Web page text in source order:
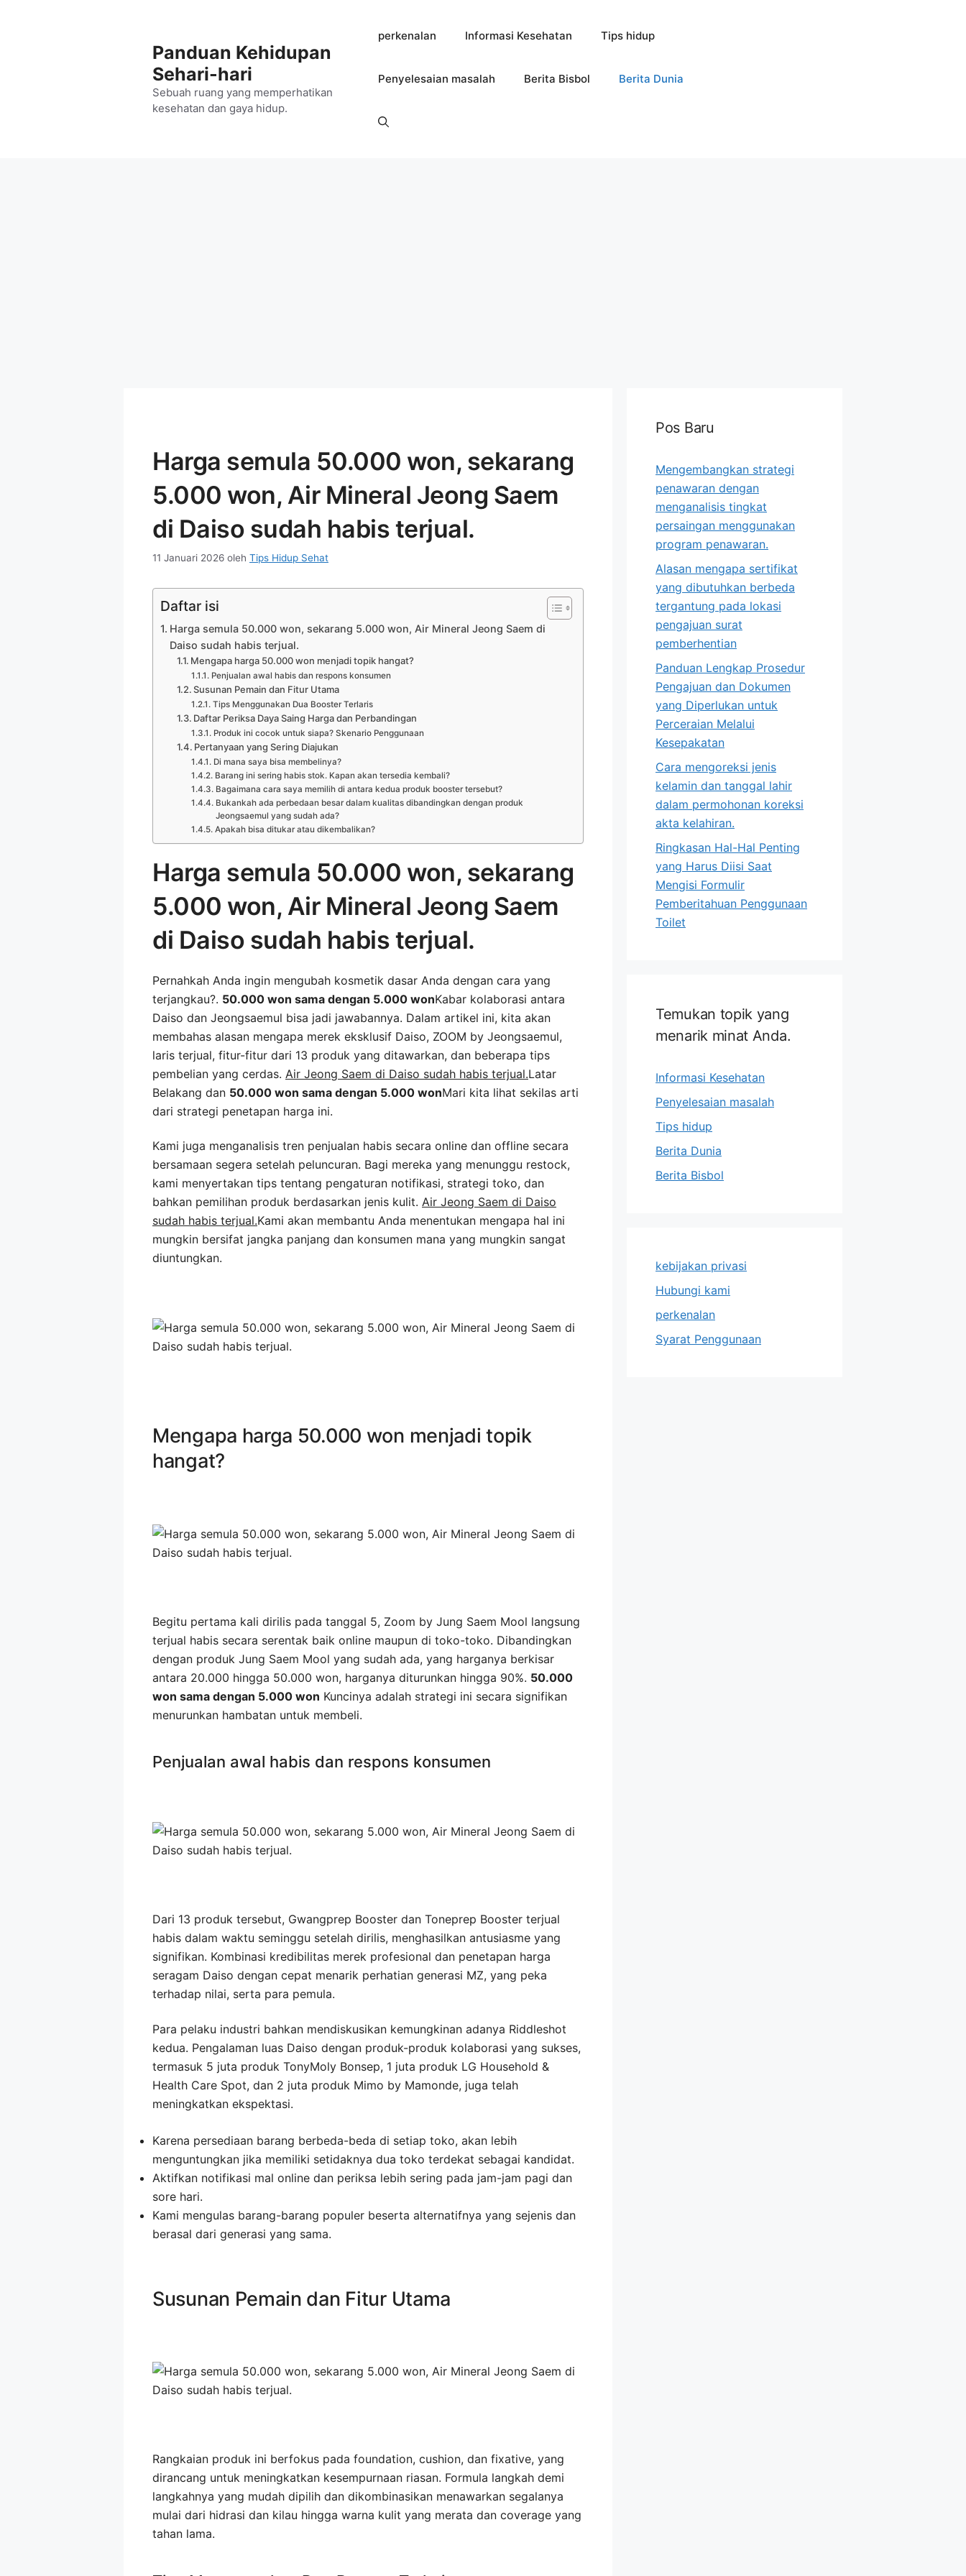
Panduan Kehidupan
Sehari-hari
Sebuah ruang yang memperhatikan
kesehatan dan gaya hidup.
perkenalan Informasi Kesehatan Tips hidup
Penyelesaian masalah Berita Bisbol Berita Dunia
Harga semula 50.000 won, sekarang
5.000 won, Air Mineral Jeong Saem
di Daiso sudah habis terjual.
11 Januari 2026 oleh Tips Hidup Sehat
Daftar isi
Harga semula 50.000 won, sekarang 5.000 won, Air Mineral Jeong Saem di
Daiso sudah habis terjual.
Mengapa harga 50.000 won menjadi topik hangat?
Penjualan awal habis dan respons konsumen
Susunan Pemain dan Fitur Utama
Tips Menggunakan Dua Booster Terlaris
Daftar Periksa Daya Saing Harga dan Perbandingan
Produk ini cocok untuk siapa? Skenario Penggunaan
Pertanyaan yang Sering Diajukan
Di mana saya bisa membelinya?
Barang ini sering habis stok. Kapan akan tersedia kembali?
Bagaimana cara saya memilih di antara kedua produk booster tersebut?
Bukankah ada perbedaan besar dalam kualitas dibandingkan dengan produk
Jeongsaemul yang sudah ada?
Apakah bisa ditukar atau dikembalikan?
Harga semula 50.000 won, sekarang
5.000 won, Air Mineral Jeong Saem
di Daiso sudah habis terjual.
Pernahkah Anda ingin mengubah kosmetik dasar Anda dengan cara yang
terjangkau?. 50.000 won sama dengan 5.000 wonKabar kolaborasi antara
Daiso dan Jeongsaemul bisa jadi jawabannya. Dalam artikel ini, kita akan
membahas alasan mengapa merek eksklusif Daiso, ZOOM by Jeongsaemul,
laris terjual, fitur-fitur dari 13 produk yang ditawarkan, dan beberapa tips
pembelian yang cerdas. Air Jeong Saem di Daiso sudah habis terjual.Latar
Belakang dan 50.000 won sama dengan 5.000 wonMari kita lihat sekilas arti
dari strategi penetapan harga ini.
Kami juga menganalisis tren penjualan habis secara online dan offline secara
bersamaan segera setelah peluncuran. Bagi mereka yang menunggu restock,
kami menyertakan tips tentang pengaturan notifikasi, strategi toko, dan
bahkan pemilihan produk berdasarkan jenis kulit. Air Jeong Saem di Daiso
sudah habis terjual.Kami akan membantu Anda menentukan mengapa hal ini
mungkin bersifat jangka panjang dan konsumen mana yang mungkin sangat
diuntungkan.
Mengapa harga 50.000 won menjadi topik
hangat?
Begitu pertama kali dirilis pada tanggal 5, Zoom by Jung Saem Mool langsung
terjual habis secara serentak baik online maupun di toko-toko. Dibandingkan
dengan produk Jung Saem Mool yang sudah ada, yang harganya berkisar
antara 20.000 hingga 50.000 won, harganya diturunkan hingga 90%. 50.000
won sama dengan 5.000 won Kuncinya adalah strategi ini secara signifikan
menurunkan hambatan untuk membeli.
Penjualan awal habis dan respons konsumen
Dari 13 produk tersebut, Gwangprep Booster dan Toneprep Booster terjual
habis dalam waktu seminggu setelah dirilis, menghasilkan antusiasme yang
signifikan. Kombinasi kredibilitas merek profesional dan penetapan harga
seragam Daiso dengan cepat menarik perhatian generasi MZ, yang peka
terhadap nilai, serta para pemula.
Para pelaku industri bahkan mendiskusikan kemungkinan adanya Riddleshot
kedua. Pengalaman luas Daiso dengan produk-produk kolaborasi yang sukses,
termasuk 5 juta produk TonyMoly Bonsep, 1 juta produk LG Household &
Health Care Spot, dan 2 juta produk Mimo by Mamonde, juga telah
meningkatkan ekspektasi.
Karena persediaan barang berbeda-beda di setiap toko, akan lebih
menguntungkan jika memiliki setidaknya dua toko terdekat sebagai kandidat.
Aktifkan notifikasi mal online dan periksa lebih sering pada jam-jam pagi dan
sore hari.
Kami mengulas barang-barang populer beserta alternatifnya yang sejenis dan
berasal dari generasi yang sama.
Susunan Pemain dan Fitur Utama
Rangkaian produk ini berfokus pada foundation, cushion, dan fixative, yang
dirancang untuk meningkatkan kesempurnaan riasan. Formula langkah demi
langkahnya yang mudah dipilih dan dikombinasikan menawarkan segalanya
mulai dari hidrasi dan kilau hingga warna kulit yang merata dan coverage yang
tahan lama.
Pos Baru
Mengembangkan strategi
penawaran dengan
menganalisis tingkat
persaingan menggunakan
program penawaran.
Alasan mengapa sertifikat
yang dibutuhkan berbeda
tergantung pada lokasi
pengajuan surat
pemberhentian
Panduan Lengkap Prosedur
Pengajuan dan Dokumen
yang Diperlukan untuk
Perceraian Melalui
Kesepakatan
Cara mengoreksi jenis
kelamin dan tanggal lahir
dalam permohonan koreksi
akta kelahiran.
Ringkasan Hal-Hal Penting
yang Harus Diisi Saat
Mengisi Formulir
Pemberitahuan Penggunaan
Toilet
Temukan topik yang
menarik minat Anda.
Informasi Kesehatan
Penyelesaian masalah
Tips hidup
Berita Dunia
Berita Bisbol
kebijakan privasi
Hubungi kami
perkenalan
Syarat Penggunaan